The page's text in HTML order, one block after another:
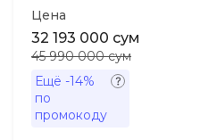
Цена
32 193 000 сум
45 990 000 сум
Ещё -14%
по
промокоду